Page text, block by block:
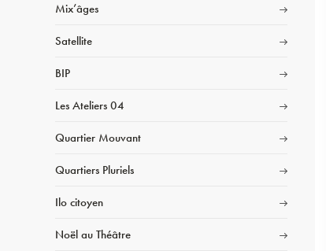
Mix’âges
Satellite
BIP
Les Ateliers 04
Quartier Mouvant
Quartiers Pluriels
Ilo citoyen
Noël au Théâtre